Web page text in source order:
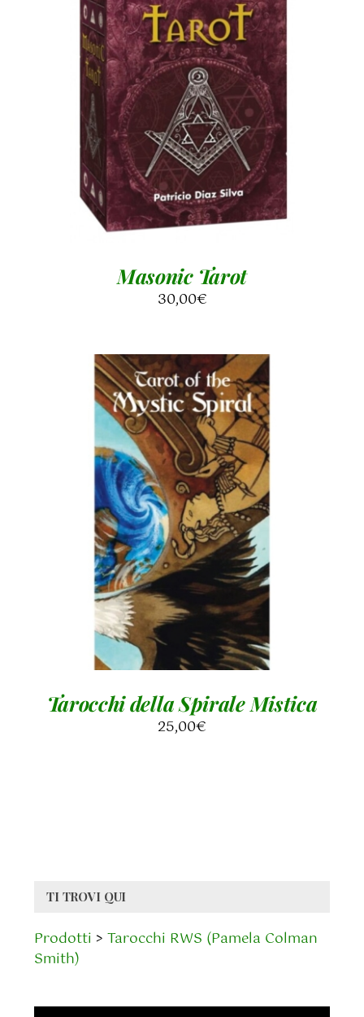
AGGIUNGI AL CARRELLO / DETTAGLI
Masonic Tarot
30,00€
AGGIUNGI AL CARRELLO / DETTAGLI
Tarocchi della Spirale Mistica
25,00€
TI TROVI QUI
Prodotti > Tarocchi RWS (Pamela Colman
Smith)